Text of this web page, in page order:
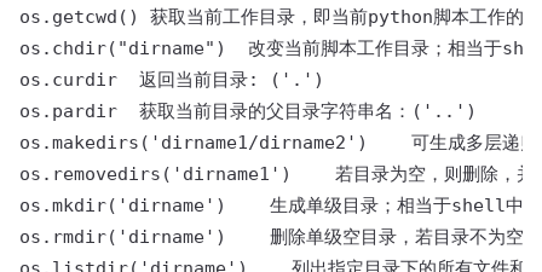
os.getcwd() 获取当前工作目录，即当前python脚本工作的
os.chdir("dirname")  改变当前脚本工作目录；相当于
os.curdir  返回当前目录: ('.')
os.pardir  获取当前目录的父目录字符串名：('..')
os.makedirs('dirname1/dirname2')    可生成多层递归
os.removedirs('dirname1')    若目录为空，则删除，并递
os.mkdir('dirname')    生成单级目录；相当于shell中
os.rmdir('dirname')    删除单级空目录，若目录不为空